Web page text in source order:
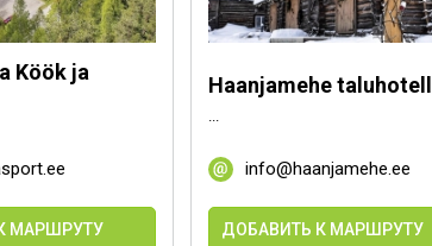
Köök ja
МАРШРУТУ
Haanjamehe taluhotell
info@haanjamehe.ee
ДОБАВИТЬ К МАРШРУТУ